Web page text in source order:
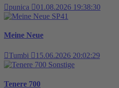
punica
01.08.2026 19:38:30
SP41
Meine Neue
Tumbi
15.06.2026 20:02:29
Sonstige
Tenere 700